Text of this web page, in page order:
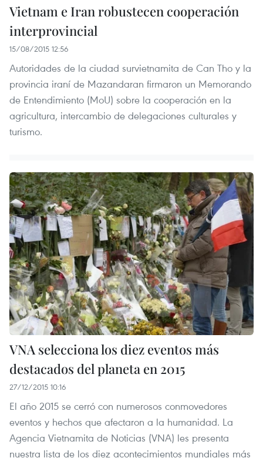
Vietnam e Iran robustecen cooperación
interprovincial
15/08/2015 12:56
Autoridades de la ciudad survietnamita de Can Tho y la
provincia iraní de Mazandaran firmaron un Memorando
de Entendimiento (MoU) sobre la cooperación en la
agricultura, intercambio de delegaciones culturales y
turismo.
VNA selecciona los diez eventos más
destacados del planeta en 2015
27/12/2015 10:16
El año 2015 se cerró con numerosos conmovedores
eventos y hechos que afectaron a la humanidad. La
Agencia Vietnamita de Noticias (VNA) les presenta
nuestra lista de los diez acontecimientos mundiales más